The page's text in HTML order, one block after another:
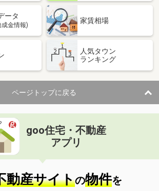
ータ
金情報)
家賃相場
人気タウン
ランキング
ページトップに戻る
goo住宅・不動産
アプリ
動産サイトの物件を